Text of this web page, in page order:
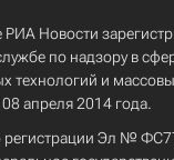
РИА Новости
по надзору в
технологий и
апреля 2014 года.
регистрации Эл №